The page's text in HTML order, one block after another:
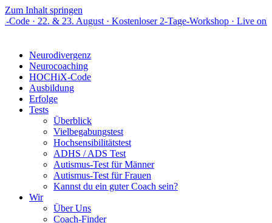
Zum Inhalt springen
& 23. August · Kostenloser 2-Tage-Workshop · Live online
Neurodivergenz
Neurocoaching
HOCHiX-Code
Ausbildung
Erfolge
Tests
Überblick
Vielbegabungstest
Hochsensibilitätstest
ADHS / ADS Test
Autismus-Test für Männer
Autismus-Test für Frauen
Kannst du ein guter Coach sein?
Wir
Über Uns
Coach-Finder